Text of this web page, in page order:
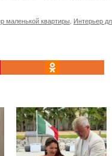
маленькой квартиры Интерьер